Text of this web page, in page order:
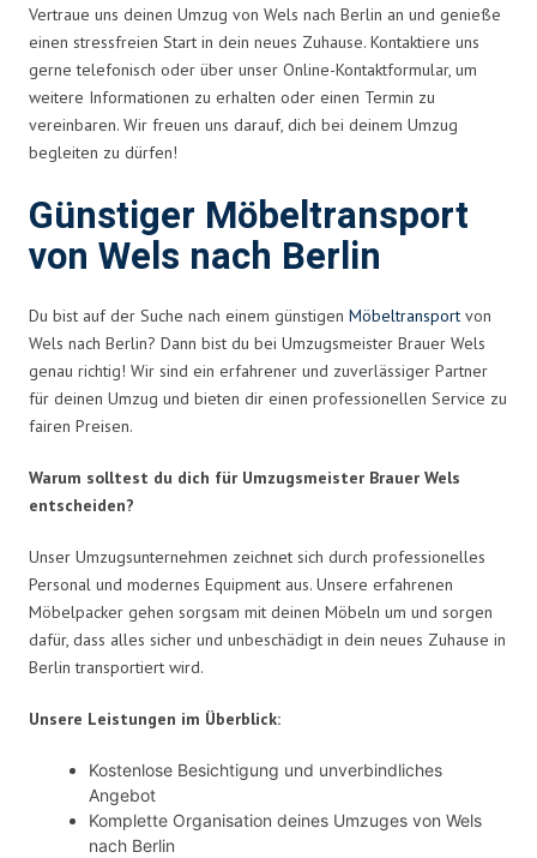
Vertraue uns deinen Umzug von Wels nach Berlin an und genieße
einen stressfreien Start in dein neues Zuhause. Kontaktiere uns
gerne telefonisch oder über unser Online-Kontaktformular, um
weitere Informationen zu erhalten oder einen Termin zu
vereinbaren. Wir freuen uns darauf, dich bei deinem Umzug
begleiten zu dürfen!
Günstiger Möbeltransport
von Wels nach Berlin
Du bist auf der Suche nach einem günstigen Möbeltransport von
Wels nach Berlin? Dann bist du bei Umzugsmeister Brauer Wels
genau richtig! Wir sind ein erfahrener und zuverlässiger Partner
für deinen Umzug und bieten dir einen professionellen Service zu
fairen Preisen.
Warum solltest du dich für Umzugsmeister Brauer Wels
entscheiden?
Unser Umzugsunternehmen zeichnet sich durch professionelles
Personal und modernes Equipment aus. Unsere erfahrenen
Möbelpacker gehen sorgsam mit deinen Möbeln um und sorgen
dafür, dass alles sicher und unbeschädigt in dein neues Zuhause in
Berlin transportiert wird.
Unsere Leistungen im Überblick:
Kostenlose Besichtigung und unverbindliches
Angebot
Komplette Organisation deines Umzuges von Wels
nach Berlin